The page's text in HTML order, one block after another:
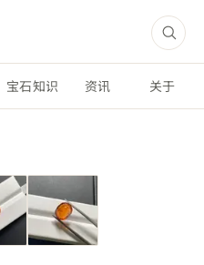
宝石知识 资讯 关于